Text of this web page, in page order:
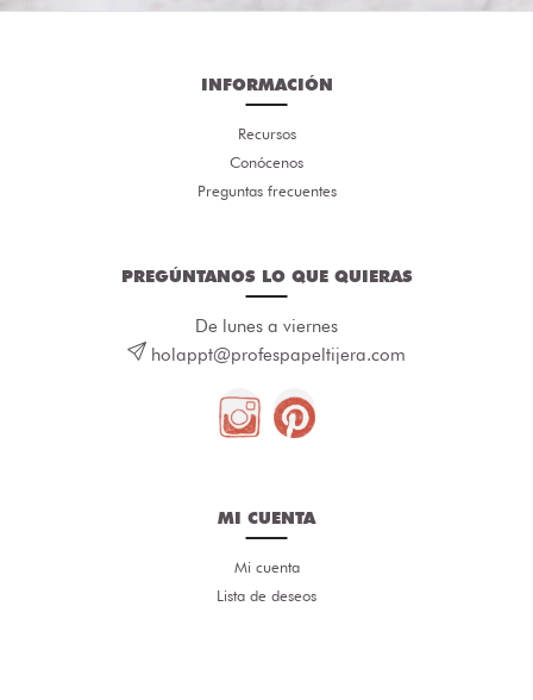
INFORMACIÓN
Recursos
Conócenos
Preguntas frecuentes
PREGÚNTANOS LO QUE QUIERAS
De lunes a viernes
holappt@profespapeltijera.com
MI CUENTA
Mi cuenta
Lista de deseos